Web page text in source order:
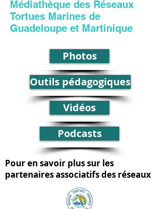
Médiathèque des Réseaux
Tortues Marines de
Guadeloupe et Martinique
Photos
Outils pédagogiques
Vidéos
Podcasts
Pour en savoir plus sur les
partenaires associatifs des réseaux